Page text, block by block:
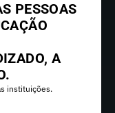
PESSOAS
A
instituições.